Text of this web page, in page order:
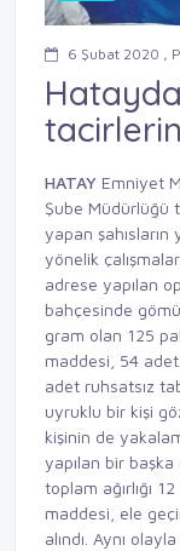
6 Şubat 2020 ,
HATAY Emniyet
Şube Müdürlüğü
yapan
yönelik
adrese yapılan
bahçesinde
gram olan 125
maddesi, 54
adet ruhsatsız
uyruklu bir kişi
kişinin de
yapılan bir
toplam ağırlığı
maddesi, ele
alındı. Aynı